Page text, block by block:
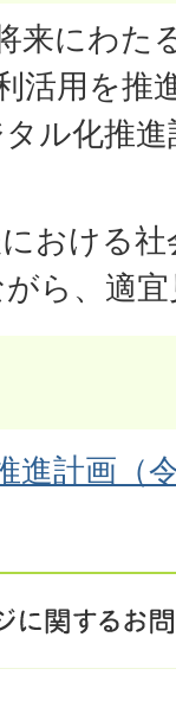
来にわた
活用を推
ル化推
おける
ら、適
進計画（